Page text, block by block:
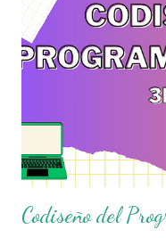
estudiantes, ir marcando
necesidades y las de su
creadores de estos
dedicacion y trabajo
didacticas, recuerden
Codiseño del